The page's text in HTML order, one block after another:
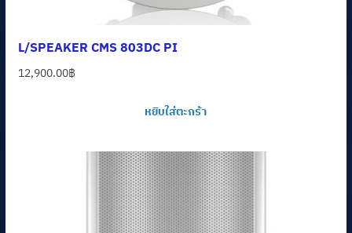
L/SPEAKER CMS 803DC PI
12,900.00฿
หยิบใส่ตะกร้า